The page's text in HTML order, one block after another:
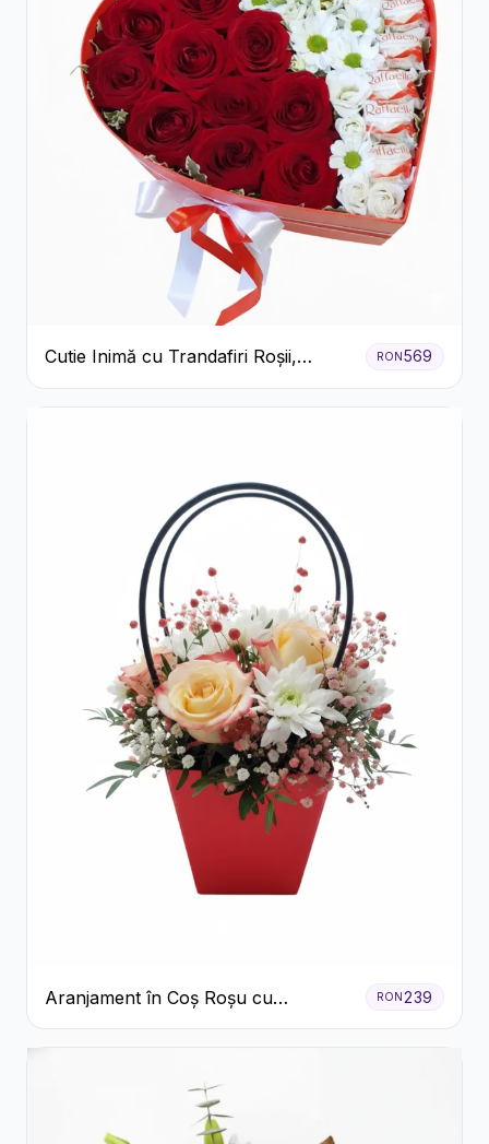
Cutie Inimă cu Trandafiri Roșii,
Crizanteme Albe și Bomboane
Raffaello
RON569
Aranjament în Coș Roșu cu
Trandafiri și Crizanteme Albe
RON 239